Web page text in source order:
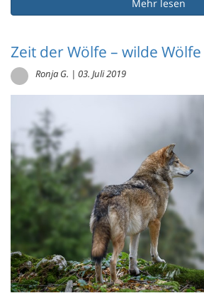
Mehr lesen
Zeit der Wölfe – wilde
Ronja G. | 03. Juli 2019